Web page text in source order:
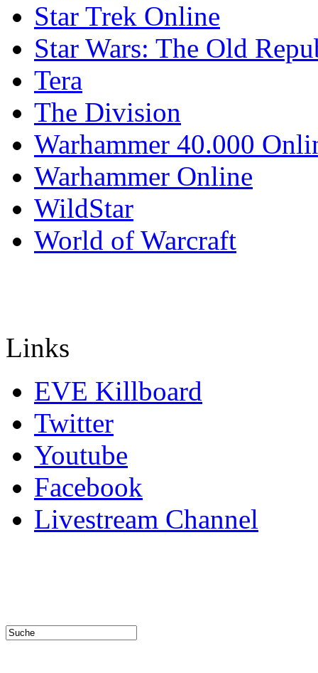
Star Trek Online
Star Wars: The Old
Tera
The Division
Warhammer 40.000
Warhammer Online
WildStar
World of Warcraft
Links
EVE Killboard
Twitter
Youtube
Facebook
Livestream Channel